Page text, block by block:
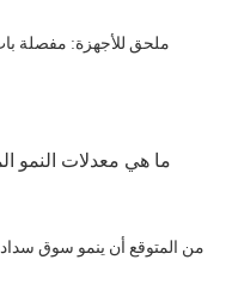
ما هي معدلات النمو
من المتوقع أن ينمو سوق